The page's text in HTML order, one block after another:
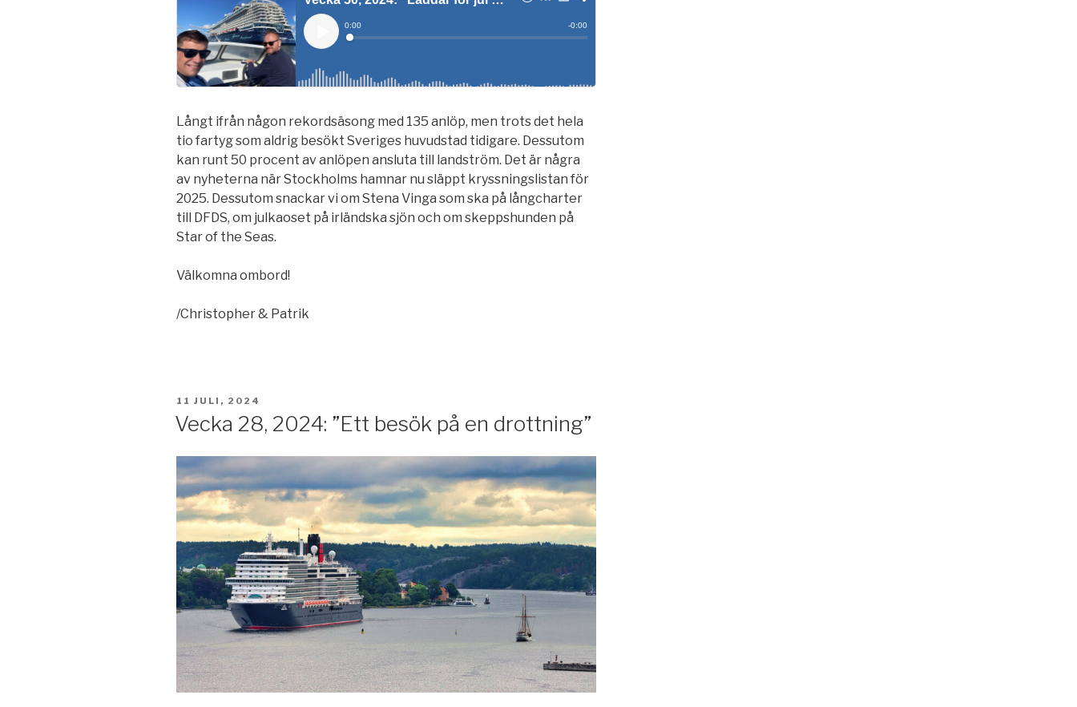
Långt ifrån någon rekordsäsong med 135 anlöp, men trots det hela
tio fartyg som aldrig besökt Sveriges huvudstad tidigare. Dessutom
kan runt 50 procent av anlöpen ansluta till landström. Det är några
av nyheterna när Stockholms hamnar nu släppt kryssningslistan för
2025. Dessutom snackar vi om Stena Vinga som ska på långcharter
till DFDS, om julkaoset på irländska sjön och om skeppshunden på
Star of the Seas.
Välkomna ombord!
/Christopher & Patrik
PUBLICERAT
11 JULI, 2024
Vecka 28, 2024: ”Ett besök på en drottning”